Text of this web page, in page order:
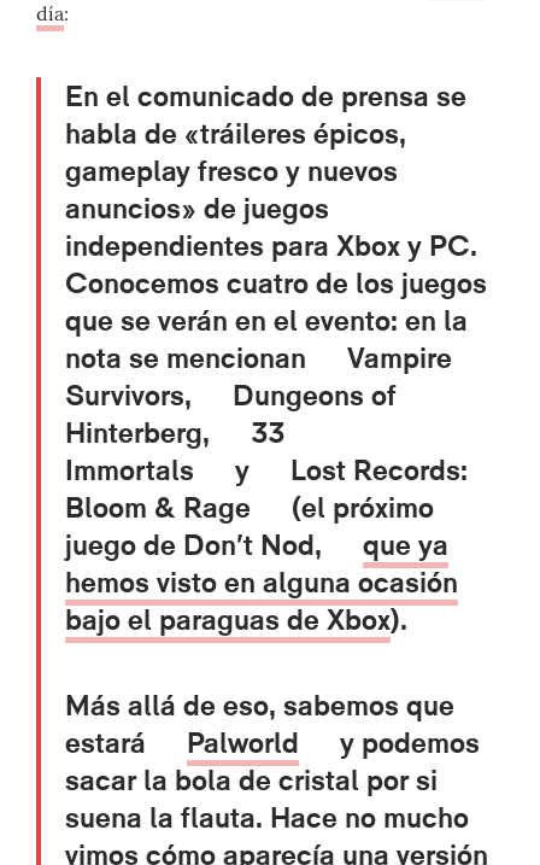
día:
En el comunicado de prensa se
habla de «tráileres épicos,
gameplay fresco y nuevos
anuncios» de juegos
independientes para Xbox y PC.
Conocemos cuatro de los juegos
que se verán en el evento: en la
nota se mencionan Vampire
Survivors, Dungeons of
Hinterberg, 33
Immortals y Lost Records:
Bloom & Rage (el próximo
juego de Don’t Nod, que ya
hemos visto en alguna ocasión
bajo el paraguas de Xbox).
Más allá de eso, sabemos que
estará Palworld y podemos
sacar la bola de cristal por si
suena la flauta. Hace no mucho
vimos cómo aparecía una versión